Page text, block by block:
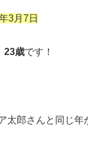
3月7日
23歳です！
太郎さんと同じ年